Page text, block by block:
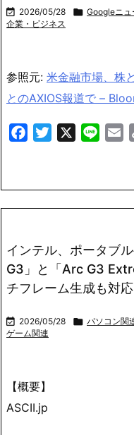
 2026/05/28  Googleニュ
企業・ビジネス
参照元: 米金融市場、株
とのAXIOS報道で –
FacebookTwitter Line
インテル、ポータブ
G3」と「Arc G3
チフレーム生成も対
 2026/05/28  パソコン関
ゲーム関連
【概要】
ASCII.jp